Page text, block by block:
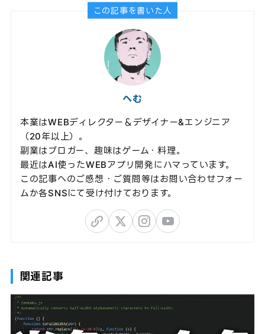
この記事を書いた人
へむ
本業はWEBディレクター＆デザイナー&エンジニア
（20年以上）。
副業はブロガー、趣味はゲーム・料理。
最近はAI使ったWEBアプリ開発にハマっています。
この記事へのご感想・ご質問等はお問い合わせフォー
ムか各SNSにて受け付けております。
関連記事